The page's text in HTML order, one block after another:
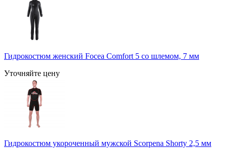
Гидрокостюм женский Focea Comfort 5 со шлемом, 7 мм
Уточняйте цену
Гидрокостюм укороченный мужской Scorpena Shorty 2,5 мм